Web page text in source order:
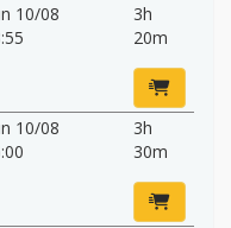
10/08
3h
20m
10/08
3h
30m